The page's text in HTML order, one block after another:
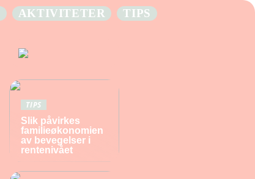
AKTIVITETER TIPS
TIPS
Slik påvirkes
familieøkonomien
av bevegelser i
rentenivået